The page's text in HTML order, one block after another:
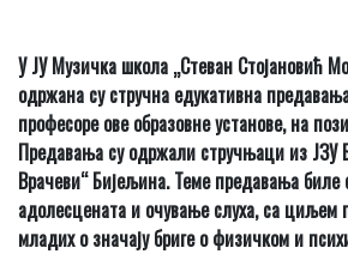
У ЈУ Музичка школа „Стеван Стојановић
одржана су стручна едукативна
професоре ове образовне установе, на
Предавања су одржали стручњаци из ЈЗУ
Врачеви“ Бијељина. Теме предавања
адолесцената и очување слуха, са циљем
младих о значају бриге о физичком и